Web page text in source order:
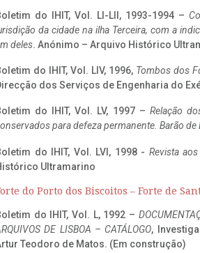
do IHIT, Vol. LI-LII, 1993-1994 –
da cidade na ilha Terceira, com a
deles. Anónimo – Arquivo Histórico
do IHIT, Vol. LIV, 1996, Tombos dos
dos Serviços de Engenharia do
do IHIT, Vol. LV, 1997 – Relação
para defeza permanente. Barão de
do IHIT, Vol. LVI, 1998 - Revista
Ultramarino
do Porto dos Biscoitos – Forte de
do IHIT, Vol. L, 1992 –
DE LISBOA – CATÁLOGO,
Teodoro de Matos. (Em construção)